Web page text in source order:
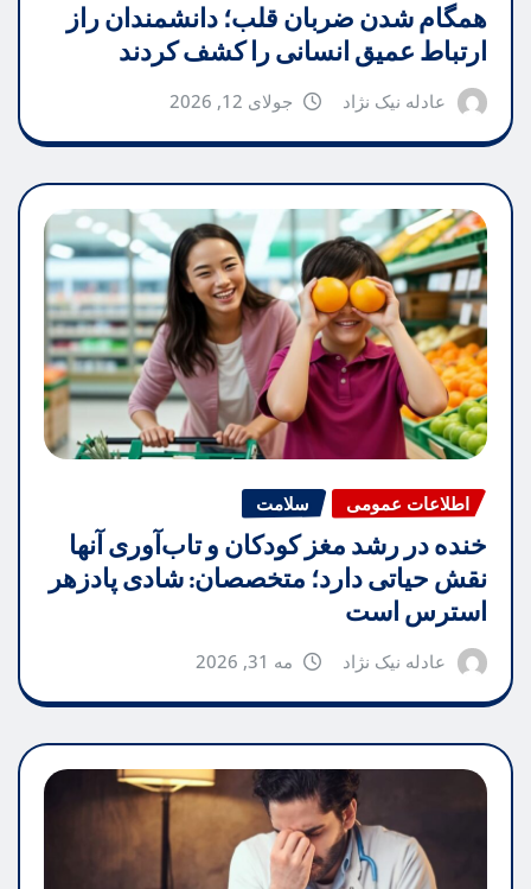
همگام شدن ضربان قلب؛ دانشمندان راز
ارتباط عمیق انسانی را کشف کردند
عادله نیک نژاد جولای 12, 2026
اطلاعات عمومی سلامت
خنده در رشد مغز کودکان و تاب‌آوری آنها
نقش حیاتی دارد؛ متخصصان: شادی پادزهر
استرس است
عادله نیک نژاد مه 31, 2026